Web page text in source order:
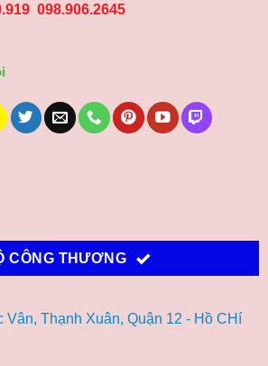
098.906.2645
CÔNG THƯƠNG
Vân, Thạnh Xuân, Quận 12 - Hồ CHí